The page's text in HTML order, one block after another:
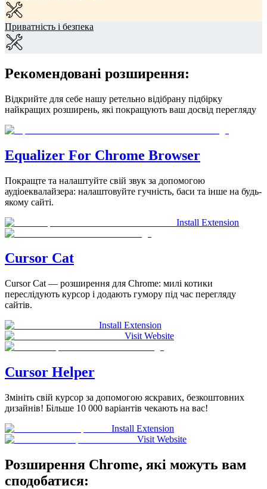
Приватність і безпека
Рекомендовані розширення:
Відкрийте для себе нашу ретельно відібрану підбірку
найкращих розширень, які покращують ваш досвід перегляду
Equalizer For Chrome Browser
Покращте та налаштуйте свій звук за допомогою
аудіоеквалайзера: налаштовуйте гучність, баси та інше на будь-
якому сайті.
Install Extension
Cursor Cat
Cursor Cat — розширення для Chrome: милі котики
переслідують курсор і додають гумору під час перегляду
сайтів.
Install Extension
Visit Website
Cursor Helper
Змініть свій курсор за допомогою яскравих, безкоштовних
дизайнів! Більше 10 000 варіантів чекають на вас!
Install Extension
Visit Website
Розширення Chrome, які можуть вам
сподобатися: